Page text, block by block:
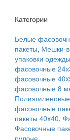
Категории
Белые
пакеты, Мешки-
упаковки одежды
фасовочные
фасовочные
фасовочные 8
фасовочные
пакеты 40x40,
Фасовочные